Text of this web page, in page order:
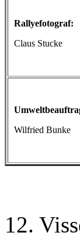
Rallyefotograf:
Claus Stucke
Wilfried Bunke
12.